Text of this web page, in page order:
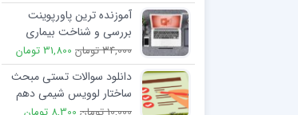
آموزنده ترین پاورپوینت
بررسی و شناخت بیماری
سندروم گیلن باره
34,000 تومان 31,800 تومان
دانلود سوالات تستی مبحث
ساختار لوویس شیمی دهم